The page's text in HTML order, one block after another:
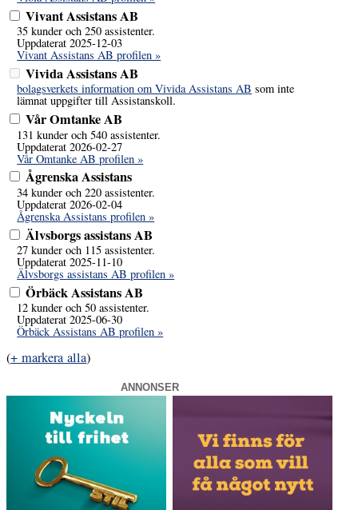
Vivant Assistans AB
35 kunder och 250 assistenter.
Uppdaterat 2025-12-03
Vivant Assistans AB profilen »
Vivida Assistans AB
bolagsverkets information om Vivida Assistans AB som inte
lämnat uppgifter till Assistanskoll.
Vår Omtanke AB
131 kunder och 540 assistenter.
Uppdaterat 2026-02-27
Vår Omtanke AB profilen »
Ågrenska Assistans
34 kunder och 220 assistenter.
Uppdaterat 2026-02-04
Ågrenska Assistans profilen »
Älvsborgs assistans AB
27 kunder och 115 assistenter.
Uppdaterat 2025-11-10
Älvsborgs assistans AB profilen »
Örbäck Assistans AB
12 kunder och 50 assistenter.
Uppdaterat 2025-06-30
Örbäck Assistans AB profilen »
(+ markera alla)
ANNONSER